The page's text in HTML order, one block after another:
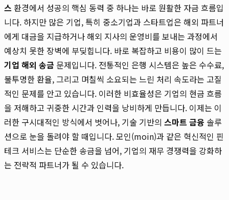
스 환경에서 성공의 핵심 동력 중 하나는 바로 원활한 자금 흐름입
니다. 하지만 많은 기업, 특히 중소기업과 스타트업은 해외 파트너
에게 대금을 지급하거나 해외 지사의 운영비를 보내는 과정에서
예상치 못한 장벽에 부딪힙니다. 바로 복잡하고 비용이 많이 드는
기업 해외 송금 문제입니다. 전통적인 은행 시스템은 높은 수수료,
불투명한 환율, 그리고 며칠씩 소요되는 느린 처리 속도라는 고질
적인 문제를 안고 있습니다. 이러한 비효율성은 기업의 현금 흐름
을 저해하고 귀중한 시간과 인력을 낭비하게 만듭니다. 이제는 이
러한 구시대적인 방식에서 벗어나, 기술 기반의 스마트 금융 솔루
션으로 눈을 돌려야 할 때입니다. 모인(moin)과 같은 혁신적인 핀
테크 서비스는 단순한 송금을 넘어, 기업의 재무 경쟁력을 강화하
는 전략적 파트너가 될 수 있습니다.